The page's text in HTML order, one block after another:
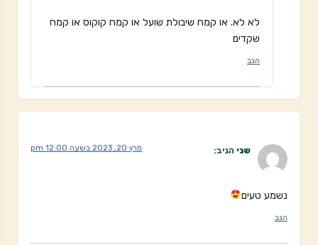
לא לא. או קמח שיבולת שועל או קמח קוקוס או קמח
שקדים
הגב
שני הגיב: מרץ 20, 2023 בשעה 12:00 pm
נשמע טעים
הגב